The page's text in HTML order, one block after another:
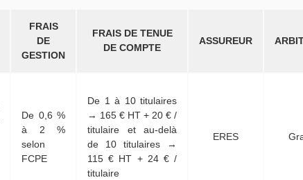
FRAIS
DE
GESTION
FRAIS DE TENUE
DE COMPTE
ASSUREUR
De 0,6 %
à 2 %
selon
FCPE
De 1 à 10 titulaires
→ 165 € HT + 20 € /
titulaire et au-delà
de 10 titulaires →
115 € HT + 24 € /
titulaire
ERES